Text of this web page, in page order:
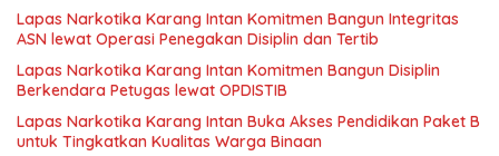
Lapas Narkotika Karang Intan Komitmen Bangun Integritas
ASN lewat Operasi Penegakan Disiplin dan Tertib
Lapas Narkotika Karang Intan Komitmen Bangun Disiplin
Berkendara Petugas lewat OPDISTIB
Lapas Narkotika Karang Intan Buka Akses Pendidikan Paket B
untuk Tingkatkan Kualitas Warga Binaan